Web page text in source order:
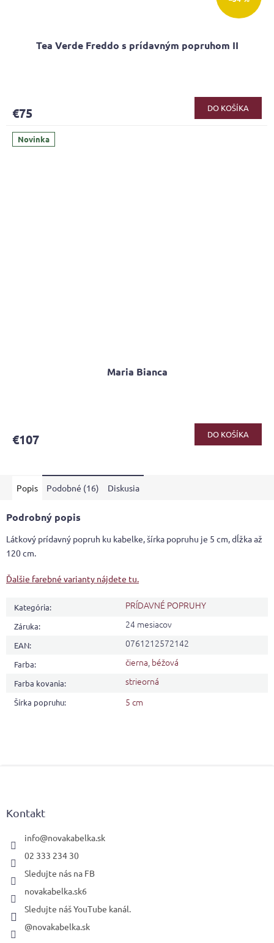
Tea Verde Freddo s prídavným popruhom II
€75 DO KOŠÍKA
Novinka
Maria Bianca
€107 DO KOŠÍKA
Popis Podobné (16) Diskusia
Podrobný popis
Látkový prídavný popruh ku kabelke, šírka popruhu je 5 cm, dĺžka až
120 cm.
Ďalšie farebné varianty nájdete tu.
Kategória: PRÍDAVNÉ POPRUHY
Záruka: 24 mesiacov
EAN: 0761212572142
Farba: čierna, béžová
Farba kovania: strieorná
Šírka popruhu: 5 cm
Kontakt
info@novakabelka.sk
02 333 234 30
Sledujte nás na FB
novakabelka.sk6
Sledujte náš YouTube kanál.
@novakabelka.sk